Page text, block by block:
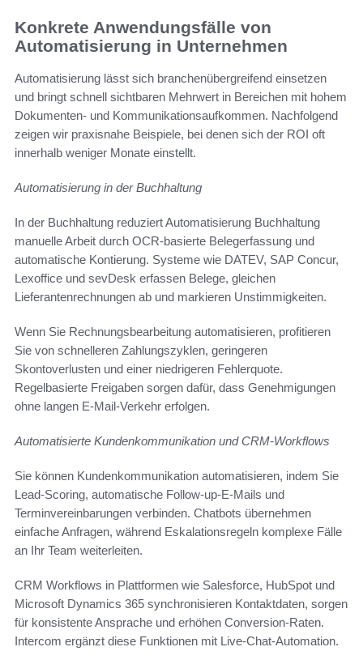
Konkrete Anwendungsfälle von
Automatisierung in Unternehmen
Automatisierung lässt sich branchenübergreifend einsetzen
und bringt schnell sichtbaren Mehrwert in Bereichen mit hohem
Dokumenten- und Kommunikationsaufkommen. Nachfolgend
zeigen wir praxisnahe Beispiele, bei denen sich der ROI oft
innerhalb weniger Monate einstellt.
Automatisierung in der Buchhaltung
In der Buchhaltung reduziert Automatisierung Buchhaltung
manuelle Arbeit durch OCR-basierte Belegerfassung und
automatische Kontierung. Systeme wie DATEV, SAP Concur,
Lexoffice und sevDesk erfassen Belege, gleichen
Lieferantenrechnungen ab und markieren Unstimmigkeiten.
Wenn Sie Rechnungsbearbeitung automatisieren, profitieren
Sie von schnelleren Zahlungszyklen, geringeren
Skontoverlusten und einer niedrigeren Fehlerquote.
Regelbasierte Freigaben sorgen dafür, dass Genehmigungen
ohne langen E-Mail-Verkehr erfolgen.
Automatisierte Kundenkommunikation und CRM-Workflows
Sie können Kundenkommunikation automatisieren, indem Sie
Lead-Scoring, automatische Follow-up-E-Mails und
Terminvereinbarungen verbinden. Chatbots übernehmen
einfache Anfragen, während Eskalationsregeln komplexe Fälle
an Ihr Team weiterleiten.
CRM Workflows in Plattformen wie Salesforce, HubSpot und
Microsoft Dynamics 365 synchronisieren Kontaktdaten, sorgen
für konsistente Ansprache und erhöhen Conversion-Raten.
Intercom ergänzt diese Funktionen mit Live-Chat-Automation.